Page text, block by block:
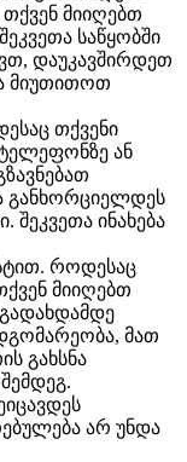
თქვენ მიიღებთ
საწყობში
დაუკავშირდეთ
მიუთითოთ
თქვენი
ან
განხორციელდეს
შეკვეთა ინახება
როდესაც
მიიღებთ
გადახდამდე
მათ
გახსნა
არ უნდა